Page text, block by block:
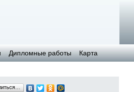
Дипломные работы Карта